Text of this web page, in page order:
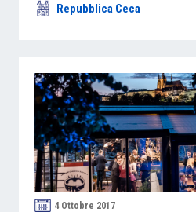
Repubblica Ceca
4 Ottobre 2017